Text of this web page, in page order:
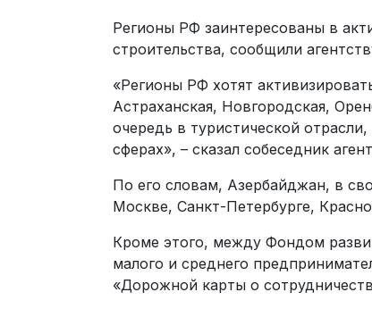
Регионы РФ заинтересованы в
строительства, сообщили
«Регионы РФ хотят
Астраханская, Новгородская,
очередь в туристической
сферах», – сказал собеседник
По его словам, Азербайджан, в
Москве, Санкт-Петербурге,
Кроме этого, между Фондом
малого и среднего
«Дорожной карты о